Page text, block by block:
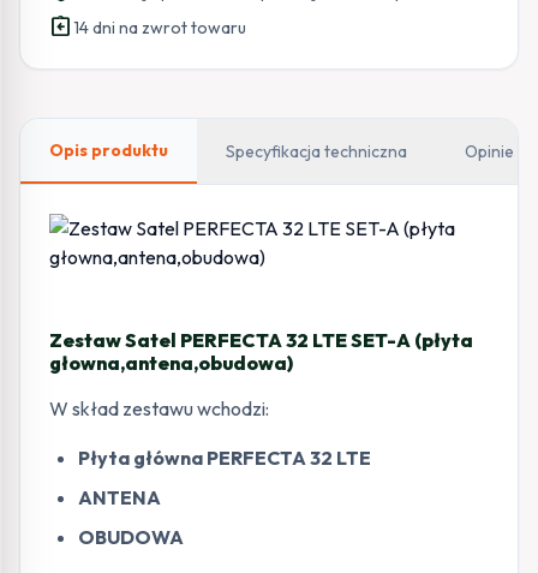
SET-
assignment_return14 dni na zwrot towaru
Opis produktu Specyfikacja techniczna Opinie
Zestaw Satel PERFECTA 32 LTE SET-A (płyta
głowna,antena,obudowa)
W skład zestawu wchodzi:
Płyta główna PERFECTA 32 LTE
ANTENA
OBUDOWA